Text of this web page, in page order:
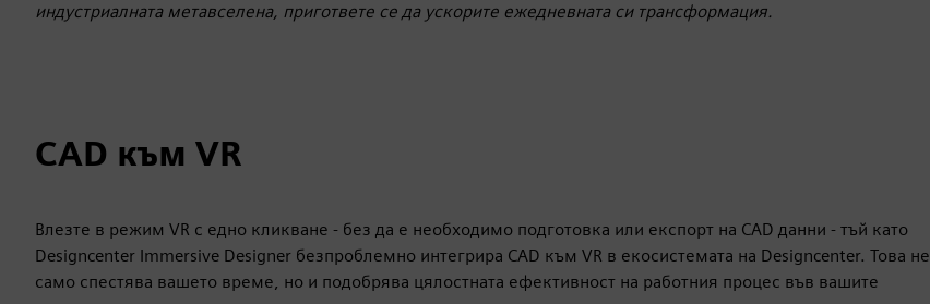
индустриалната метавселена, пригответе се да ускорите ежедневната си трансформация.
CAD към VR
Влезте в режим VR с едно кликване - без да е необходимо подготовка или експорт на CAD данни - тъй като
Designcenter Immersive Designer безпроблемно интегрира CAD към VR в екосистемата на Designcenter. Това не
само спестява вашето време, но и подобрява цялостната ефективност на работния процес във вашите